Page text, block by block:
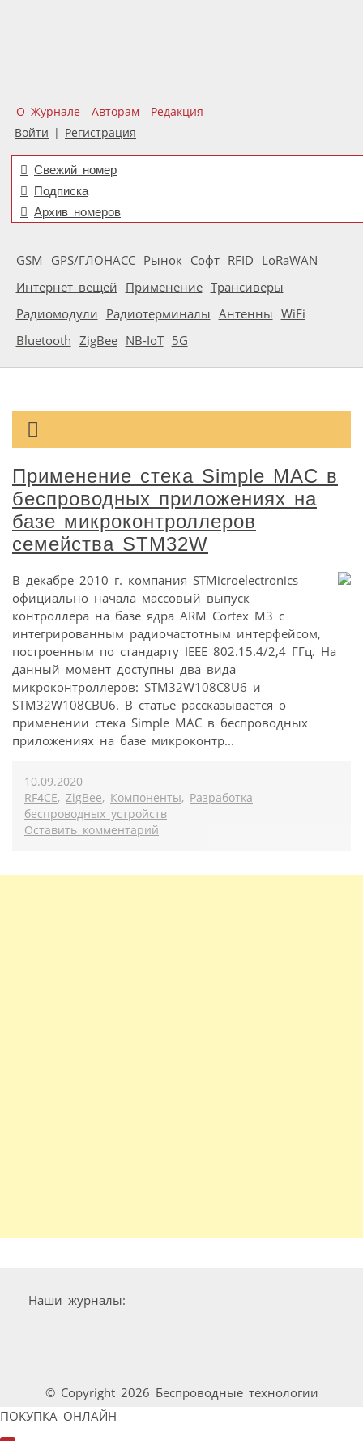
О Журнале Авторам
Редакция
Войти | Регистрация
Свежий номер
Подписка
Архив номеров
GSM GPS/ГЛОНАСС Рынок Софт RFID LoRaWAN
Интернет вещей Применение Трансиверы
Радиомодули Радиотерминалы Антенны WiFi
Bluetooth ZigBee NB-IoT 5G
Применение стека Simple MAC в
беспроводных приложениях на
базе микроконтроллеров
семейства STM32W
В декабре 2010 г. компания STMicroelectronics
официально начала массовый выпуск
контроллера на базе ядра ARM Cortex M3 с
интегрированным радиочастотным интерфейсом,
построенным по стандарту IEEE 802.15.4/2,4 ГГц. На
данный момент доступны два вида
микроконтроллеров: STM32W108C8U6 и
STM32W108CBU6. В статье рассказывается о
применении стека Simple MAC в беспроводных
приложениях на базе микроконтр...
10.09.2020
RF4CE, ZigBee, Компоненты, Разработка
беспроводных устройств
Оставить комментарий
Наши журналы:
© Copyright 2026 Беспроводные технологии
ПОКУПКА ОНЛАЙН